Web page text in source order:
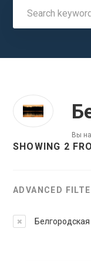
Вы
SHOWING 2
ADVANCED